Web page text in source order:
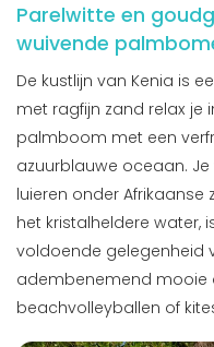
Parelwitte en
wuivende
De kustlijn van Kenia is
met ragfijn zand relax je
palmboom met een
azuurblauwe oceaan.
luieren onder Afrikaanse
het kristalheldere water,
voldoende gelegenheid
adembenemend mooie
beachvolleyballen of